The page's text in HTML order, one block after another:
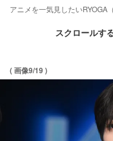
アニメを一気見したいRYOGA
スクロールす
( 画像9/19 )